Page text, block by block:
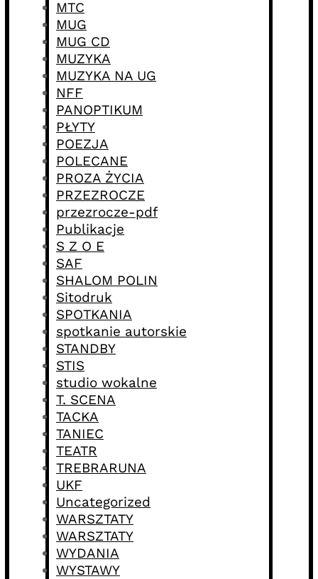
MTC
MUG
MUG CD
MUZYKA
MUZYKA NA UG
NFF
PANOPTIKUM
PŁYTY
POEZJA
POLECANE
PROZA ŻYCIA
PRZEZROCZE
przezrocze-pdf
Publikacje
S Z O E
SAF
SHALOM POLIN
Sitodruk
SPOTKANIA
spotkanie autorskie
STANDBY
STIS
studio wokalne
T. SCENA
TACKA
TANIEC
TEATR
TREBRARUNA
UKF
Uncategorized
WARSZTATY
WARSZTATY
WYDANIA
WYSTAWY